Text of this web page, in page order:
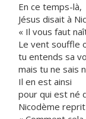
En ce temps-là,
Jésus disait à
« Il vous faut
Le vent souffle
tu entends sa
mais tu ne sais
Il en est ainsi
pour qui est né
Nicodème reprit